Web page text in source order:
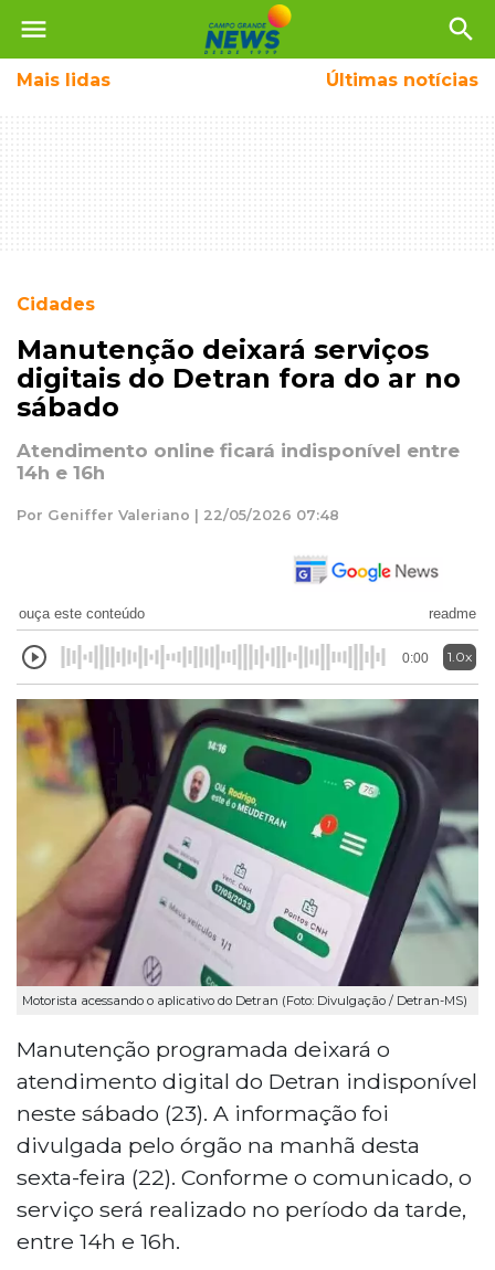
menu search
Mais lidas Últimas notícias
Cidades
Manutenção deixará serviços
digitais do Detran fora do ar no
sábado
Atendimento online ficará indisponível entre
14h e 16h
Por Geniffer Valeriano | 22/05/2026 07:48
ouça este conteúdo readme
0:00 1.0x
Motorista acessando o aplicativo do Detran (Foto: Divulgação / Detran-MS)
Manutenção programada deixará o
atendimento digital do Detran indisponível
neste sábado (23). A informação foi
divulgada pelo órgão na manhã desta
sexta-feira (22). Conforme o comunicado, o
serviço será realizado no período da tarde,
entre 14h e 16h.